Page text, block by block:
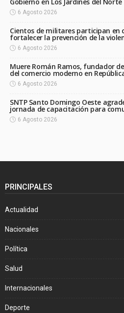
6 Agosto 2026
Cientos de militares participan en
fortalecer la prevención de la
6 Agosto 2026
Muere Román Ramos, fundador
del comercio moderno en
6 Agosto 2026
SNTP Santo Domingo Oeste
jornada de capacitación para
6 Agosto 2026
PRINCIPALES
Actualidad
Nacionales
Política
Salud
Internacionales
Deporte